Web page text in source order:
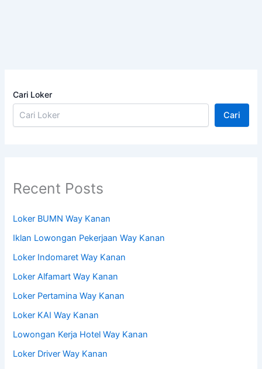
Cari Loker
Cari
Recent Posts
Loker BUMN Way Kanan
Iklan Lowongan Pekerjaan Way Kanan
Loker Indomaret Way Kanan
Loker Alfamart Way Kanan
Loker Pertamina Way Kanan
Loker KAI Way Kanan
Lowongan Kerja Hotel Way Kanan
Loker Driver Way Kanan